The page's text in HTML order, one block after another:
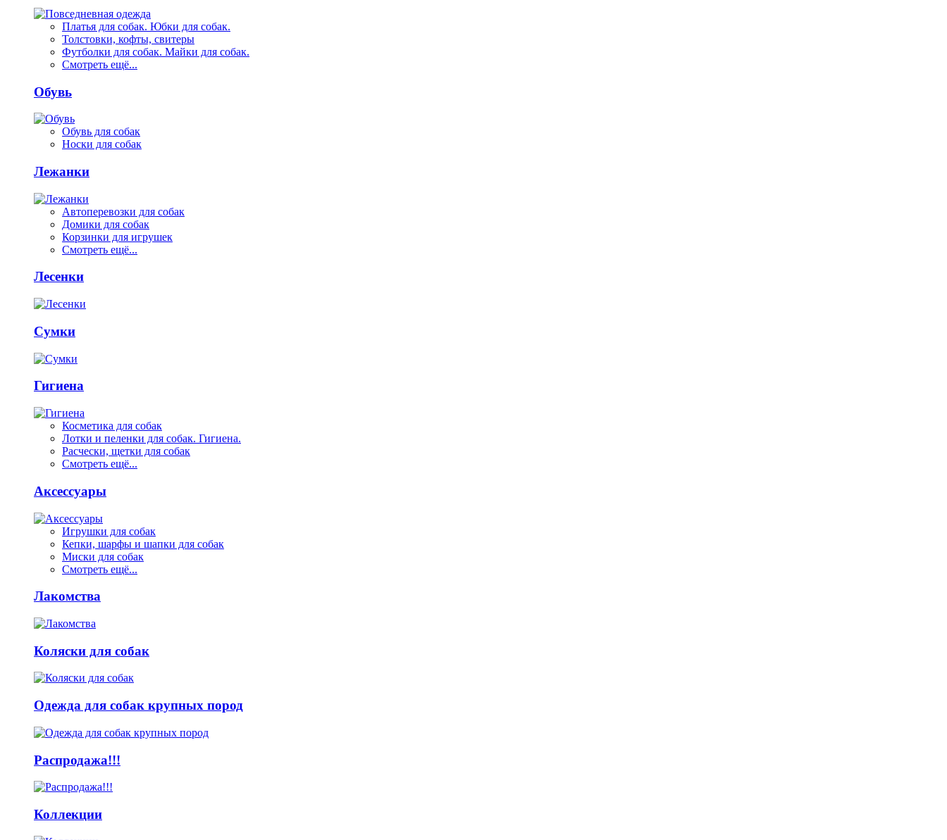
Платья для собак. Юбки для собак.
Толстовки, кофты, свитеры
Футболки для собак. Майки для собак.
Смотреть ещё...
Обувь
Обувь для собак
Носки для собак
Лежанки
Автоперевозки для собак
Домики для собак
Корзинки для игрушек
Смотреть ещё...
Лесенки
Сумки
Гигиена
Косметика для собак
Лотки и пеленки для собак. Гигиена.
Расчески, щетки для собак
Смотреть ещё...
Аксессуары
Игрушки для собак
Кепки, шарфы и шапки для собак
Миски для собак
Смотреть ещё...
Лакомства
Коляски для собак
Одежда для собак крупных пород
Распродажа!!!
Коллекции